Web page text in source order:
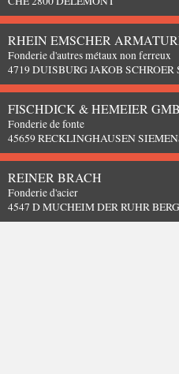
RHEIN EMSCHER
Fonderie d'autres métaux non ferreux
4719 DUISBURG JAKOB SCHROER
FISCHDICK & HEMEIER
Fonderie de fonte
45659 RECKLINGHAUSEN
REINER BRACH
Fonderie d'acier
4547 D MUCHEIM DER RUHR